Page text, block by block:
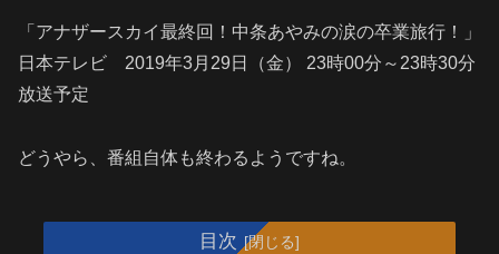
「アナザースカイ最終回！中条あやみの涙の卒業旅行！」
日本テレビ 2019年3月29日（金） 23時00分～23時30分
放送予定
どうやら、番組自体も終わるようですね。
目次